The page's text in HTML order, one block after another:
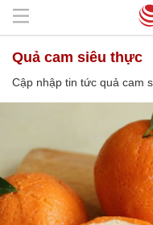
quả cam siêu thực
Cập nhập tin tức quả cam